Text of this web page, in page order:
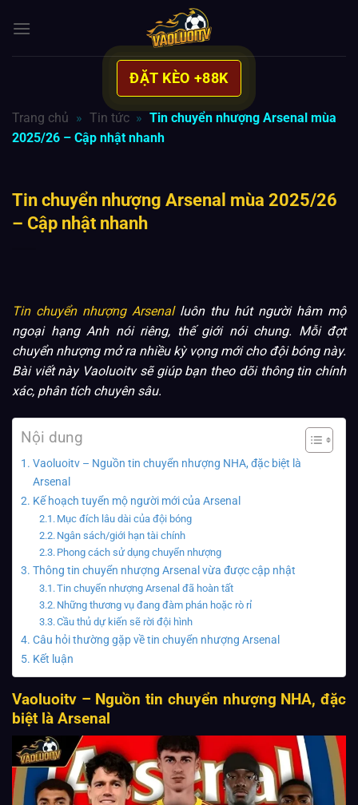
qua
ĐẶT KÈO +88K
Trang chủ » Tin tức » Tin chuyển nhượng Arsenal mùa
2025/26 – Cập nhật nhanh
Tin chuyển nhượng Arsenal mùa 2025/26
– Cập nhật nhanh
Tin chuyển nhượng Arsenalluôn thu hút người hâm mộ
ngoại hạng Anh nói riêng, thế giới nói chung. Mỗi đợt
chuyển nhượng mở ra nhiều kỳ vọng mới cho đội bóng này.
Bài viết này Vaoluoitv sẽ giúp bạn theo dõi thông tin chính
xác, phân tích chuyên sâu.
Nội dung
Vaoluoitv – Nguồn tin chuyển nhượng NHA, đặc biệt là
Arsenal
Kế hoạch tuyển mộ người mới của Arsenal
Mục đích lâu dài của đội bóng
Ngân sách/giới hạn tài chính
Phong cách sử dụng chuyển nhượng
Thông tin chuyển nhượng Arsenal vừa được cập nhật
Tin chuyển nhượng Arsenal đã hoàn tất
Những thương vụ đang đàm phán hoặc rò rỉ
Cầu thủ dự kiến sẽ rời đội hình
Câu hỏi thường gặp về tin chuyển nhượng Arsenal
Kết luận
Vaoluoitv – Nguồn tin chuyển nhượng NHA, đặc
biệt là Arsenal